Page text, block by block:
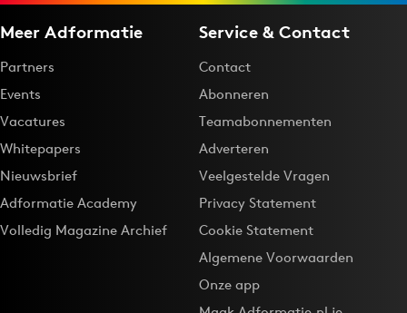
Meer Adformatie
Partners
Events
Vacatures
Whitepapers
Nieuwsbrief
Adformatie Academy
Volledig Magazine Archief
Service & Contact
Contact
Abonneren
Teamabonnementen
Adverteren
Veelgestelde Vragen
Privacy Statement
Cookie Statement
Algemene Voorwaarden
Onze app